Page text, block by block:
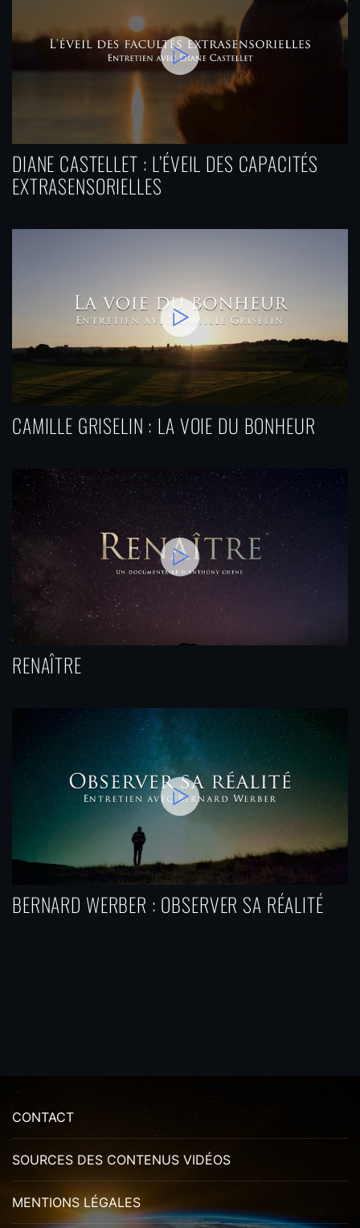
DIANE CASTELLET : L’ÉVEIL DES CAPACITÉS
EXTRASENSORIELLES
CAMILLE GRISELIN : LA VOIE DU BONHEUR
RENAÎTRE
BERNARD WERBER : OBSERVER SA RÉALITÉ
CONTACT
SOURCES DES CONTENUS VIDÉOS
MENTIONS LÉGALES